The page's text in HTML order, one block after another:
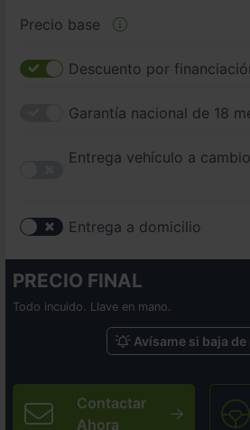
Precio base
Descuento por
Garantía nacional de 18
Entrega vehículo a cambio
Entrega a domicilio
PRECIO FINAL
Todo incuido. Llave en mano.
Avísame si baja
Contactar
Ahora